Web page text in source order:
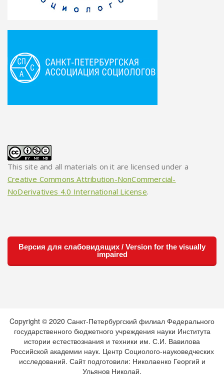
This site and all materials on it are licensed under a
Creative Commons Attribution-NonCommercial-
NoDerivatives 4.0 International License.
Версия для слабовидящих / Version for the visually
impaired
Copyright © 2020 Санкт-Петербургский филиал Федерального
государственного бюджетного учреждения науки Института
истории естествознания и техники им. С.И. Вавилова
Российской академии наук. Центр Социолого-науковедческих
исследований. Сайт подготовили: Николаенко Георгий и
Ульянов Николай.